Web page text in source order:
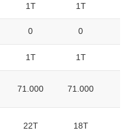
1T 1T
0 0
1T 1T
71.000 71.000
22T 18T